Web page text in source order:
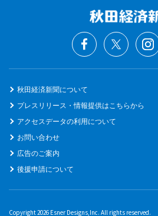
秋田経済新聞について
プレスリリース・情報提供はこちらから
アクセスデータの利用について
お問い合わせ
広告のご案内
後援申請について
Copyright 2026 Esner Designs,Inc. All rights reserved.